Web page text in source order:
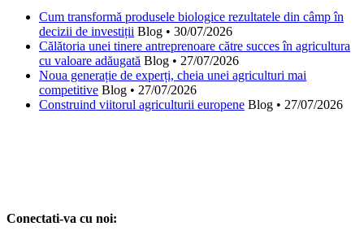
Cum transformă produsele biologice rezultatele din câmp în
decizii de investiții Blog • 30/07/2026
Călătoria unei tinere antreprenoare către succes în agricultura
cu valoare adăugată Blog • 27/07/2026
Noua generație de experți, cheia unei agriculturi mai
competitive Blog • 27/07/2026
Construind viitorul agriculturii europene Blog • 27/07/2026
Conectati-va cu noi: